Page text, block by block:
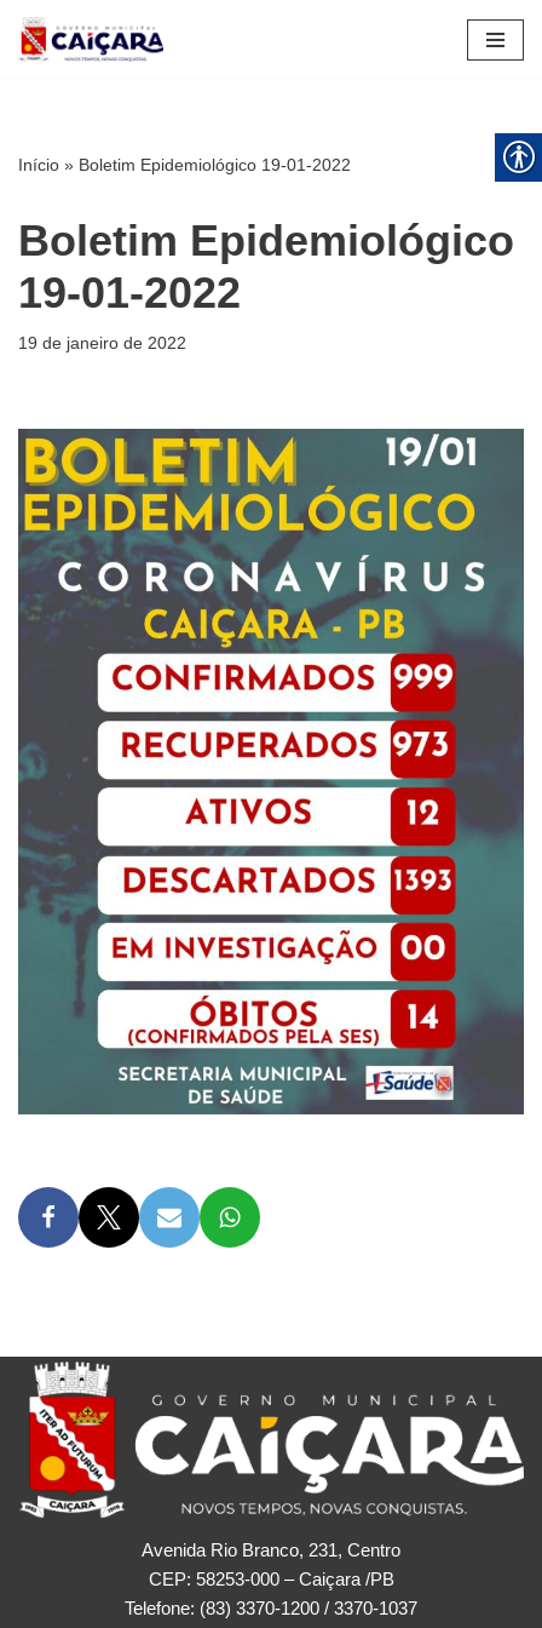
Pular
Início » Boletim Epidemiológico 19-01-2022
Boletim Epidemiológico
19-01-2022
19 de janeiro de 2022
Avenida Rio Branco, 231, Centro
CEP: 58253-000 – Caiçara /PB
Telefone: (83) 3370-1200 / 3370-1037